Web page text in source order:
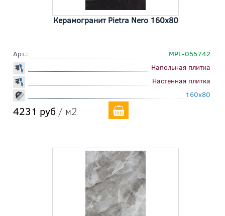
Керамогранит Pietra Nero 160x80
Арт.:
MPL-055742
Напольная плитка
Настенная плитка
160x80
4231 руб / м2